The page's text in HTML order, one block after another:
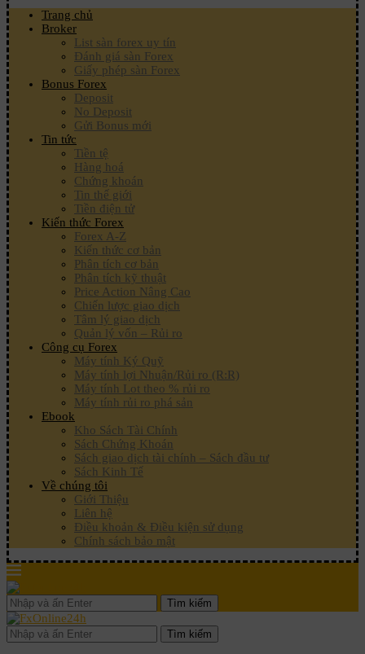
Trang chủ
Broker
List sàn forex uy tín
Đánh giá sàn Forex
Giấy phép sàn Forex
Bonus Forex
Deposit
No Deposit
Gửi Bonus mới
Tin tức
Tiền tệ
Hàng hoá
Chứng khoán
Tin thế giới
Tiền điện tử
Kiến thức Forex
Forex A-Z
Kiến thức cơ bản
Phân tích cơ bản
Phân tích kỹ thuật
Price Action Nâng Cao
Chiến lược giao dịch
Tâm lý giao dịch
Quản lý vốn – Rủi ro
Công cụ Forex
Máy tính Ký Quỹ
Máy tính lợi Nhuận/Rủi ro (R:R)
Máy tính Lot theo % rủi ro
Máy tính rủi ro phá sản
Ebook
Kho Sách Tài Chính
Sách Chứng Khoán
Sách giao dịch tài chính – Sách đầu tư
Sách Kinh Tế
Về chúng tôi
Giới Thiệu
Liên hệ
Điều khoản & Điều kiện sử dụng
Chính sách bảo mật
Tìm kiếm
Tìm kiếm